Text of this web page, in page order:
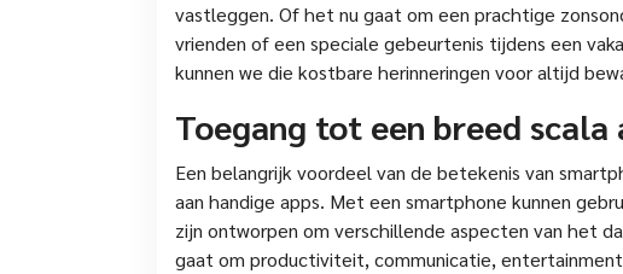
vastleggen. Of het nu gaat om een prachtige
vrienden of een speciale gebeurtenis tijdens een
kunnen we die kostbare herinneringen voor altijd
Toegang tot een breed scala
Een belangrijk voordeel van de betekenis van
aan handige apps. Met een smartphone kunnen
zijn ontworpen om verschillende aspecten van het
gaat om productiviteit, communicatie,